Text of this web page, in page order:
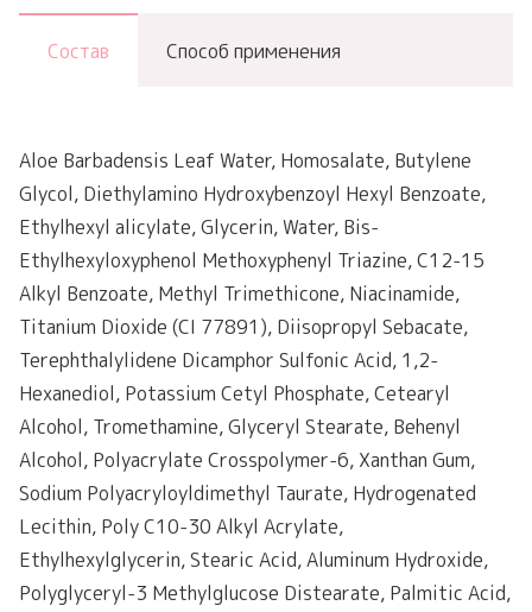
Состав Способ применения
Aloe Barbadensis Leaf Water, Homosalate, Butylene
Glycol, Diethylamino Hydroxybenzoyl Hexyl Benzoate,
Ethylhexyl alicylate, Glycerin, Water, Bis-
Ethylhexyloxyphenol Methoxyphenyl Triazine, C12-15
Alkyl Benzoate, Methyl Trimethicone, Niacinamide,
Titanium Dioxide (CI 77891), Diisopropyl Sebacate,
Terephthalylidene Dicamphor Sulfonic Acid, 1,2-
Hexanediol, Potassium Cetyl Phosphate, Cetearyl
Alcohol, Tromethamine, Glyceryl Stearate, Behenyl
Alcohol, Polyacrylate Crosspolymer-6, Xanthan Gum,
Sodium Polyacryloyldimethyl Taurate, Hydrogenated
Lecithin, Poly C10-30 Alkyl Acrylate,
Ethylhexylglycerin, Stearic Acid, Aluminum Hydroxide,
Polyglyceryl-3 Methylglucose Distearate, Palmitic Acid,